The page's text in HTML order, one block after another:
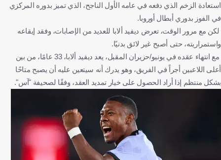
استعادة الزخم الذي دفعه في عامه الأول الناجح، الذي تميز بدوره المركزي
في الفوز بدوري أبطال أوروبا.
لكن مع مرور الوقت، تعرض ديفيد ألابا للعديد من الإصابات، وفقد إيقاعه
واستمراريته، حتى أصبح غير لائق بدنيًا.
مع انتهاء عقده في يونيو/حزيران المقبل، يعد ديفيد ألابا، 33 عامًا، من بين
أعلى اللاعبين أجراً في الفريق، وهو يدرك أنه سيتعين عليه أن يصبح متاحًا
بشكل منتظم إذا أراد الحصول على خيار تمديد العقد، وفقًا لصحيفة "آس".